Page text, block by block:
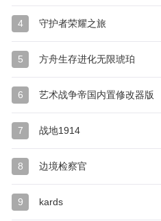
4 守护者荣耀之旅
5 方舟生存进化无限琥珀
6 艺术战争帝国内置修改器版
7 战地1914
8 边境检察官
9 kards